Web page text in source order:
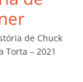
h
arde Chuck
Torta – 2021